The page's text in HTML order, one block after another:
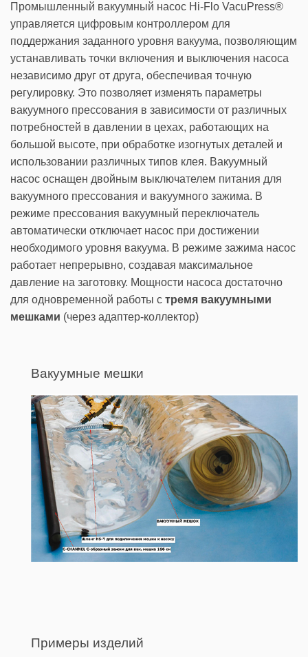
Промышленный вакуумный насос Hi-Flo VacuPress®
управляется цифровым контроллером для
поддержания заданного уровня вакуума, позволяющим
устанавливать точки включения и выключения насоса
независимо друг от друга, обеспечивая точную
регулировку. Это позволяет изменять параметры
вакуумного прессования в зависимости от различных
потребностей в давлении в цехах, работающих на
большой высоте, при обработке изогнутых деталей и
использовании различных типов клея. Вакуумный
насос оснащен двойным выключателем питания для
вакуумного прессования и вакуумного зажима. В
режиме прессования вакуумный переключатель
автоматически отключает насос при достижении
необходимого уровня вакуума. В режиме зажима насос
работает непрерывно, создавая максимальное
давление на заготовку. Мощности насоса достаточно
для одновременной работы с тремя вакуумными
мешками (через адаптер-коллектор)
Вакуумные мешки
Примеры изделий